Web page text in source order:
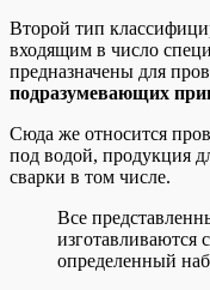
Второй тип
входящим в число
предназначены для
подразумевающих
Сюда же относится
под водой, продукция
сварки в том числе.
Все
изготавливаются
определенный